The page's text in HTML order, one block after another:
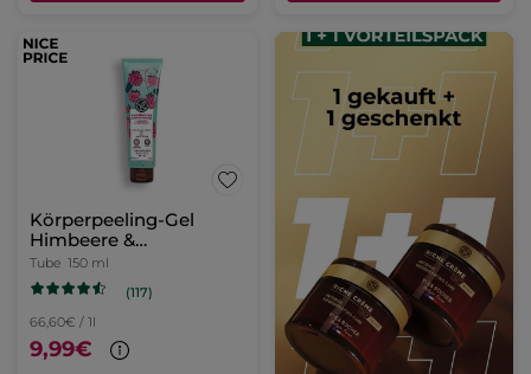
Körperpeeling-Gel
Himbeere &
Pfefferminze
Tube 150 ml
(117)
66,60€ / 1l
9,99€